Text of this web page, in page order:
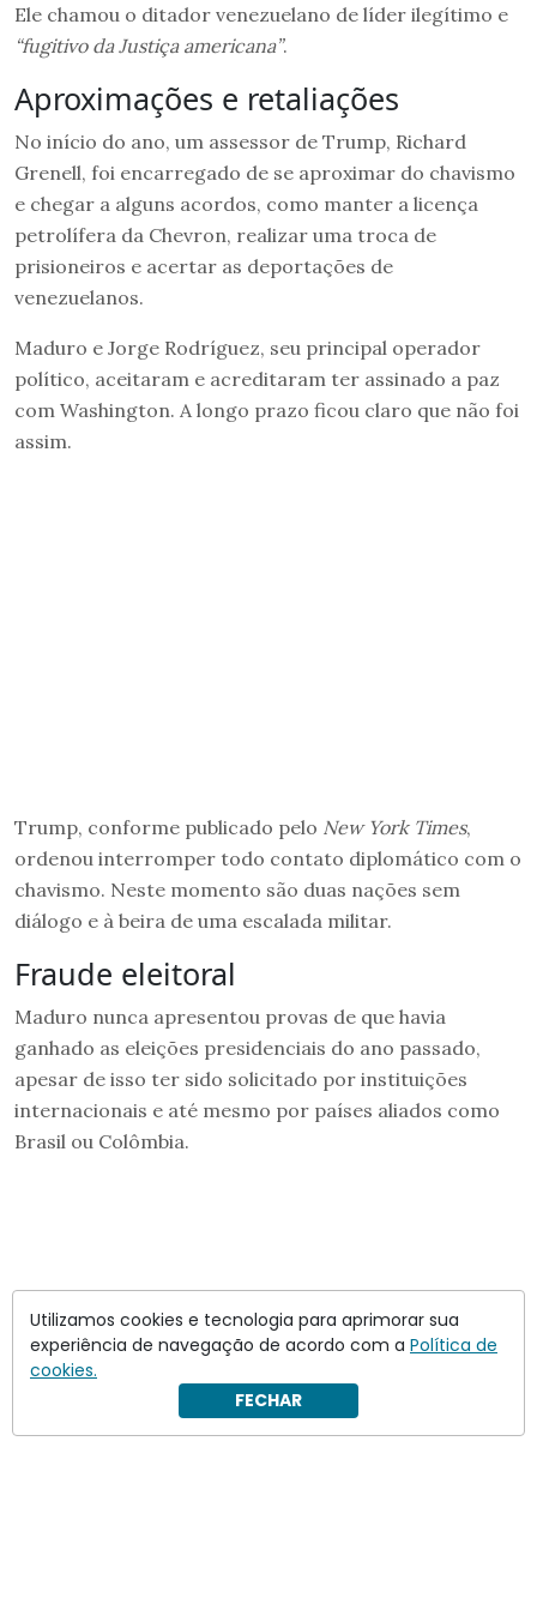
Ele chamou o ditador venezuelano de líder ilegítimo e
“fugitivo da Justiça americana”.
Aproximações e retaliações
No início do ano, um assessor de Trump, Richard
Grenell, foi encarregado de se aproximar do chavismo
e chegar a alguns acordos, como manter a licença
petrolífera da Chevron, realizar uma troca de
prisioneiros e acertar as deportações de
venezuelanos.
Maduro e Jorge Rodríguez, seu principal operador
político, aceitaram e acreditaram ter assinado a paz
com Washington. A longo prazo ficou claro que não foi
assim.
Trump, conforme publicado pelo New York Times,
ordenou interromper todo contato diplomático com o
chavismo. Neste momento são duas nações sem
diálogo e à beira de uma escalada militar.
Fraude eleitoral
Maduro nunca apresentou provas de que havia
ganhado as eleições presidenciais do ano passado,
apesar de isso ter sido solicitado por instituições
internacionais e até mesmo por países aliados como
Brasil ou Colômbia.
Utilizamos cookies e tecnologia para aprimorar sua
experiência de navegação de acordo com a Política de
cookies.
FECHAR